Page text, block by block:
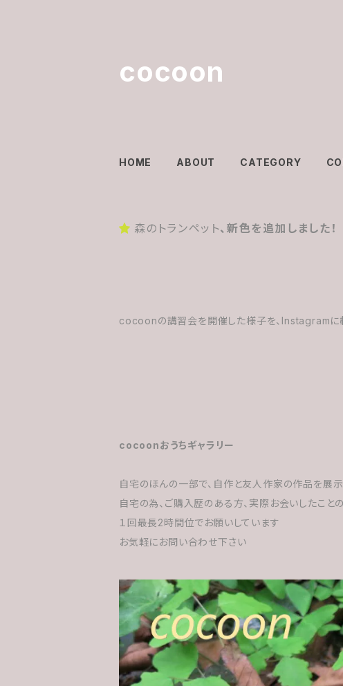
cocoon
HOME ABOUT CATEGORY
森のトランペット、新色を追加しました！
cocoonの講習会を開催した様子を、Instagramに
cocoonおうちギャラリー
自宅のほんの一部で、自作と友人作家の作品を展
自宅の為、ご購入歴のある方、実際お会いしたこ
１回最長2時間位でお願いしています
お気軽にお問い合わせ下さい